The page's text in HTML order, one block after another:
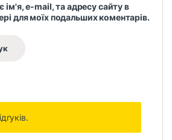
ім'я, e-mail, та адресу сайту в
для моїх подальших коментарів.